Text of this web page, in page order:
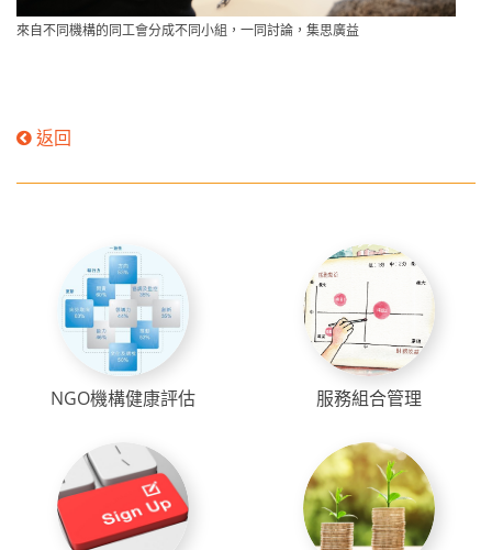
來自不同機構的同工會分成不同小組，一同討論，集思廣益
返回
NGO機構健康評估 服務組合管理